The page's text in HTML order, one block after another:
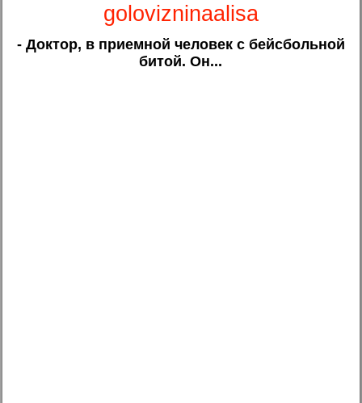
golovizninaalisa
- Доктор, в приемной человек с бейсбольной
битой. Он...